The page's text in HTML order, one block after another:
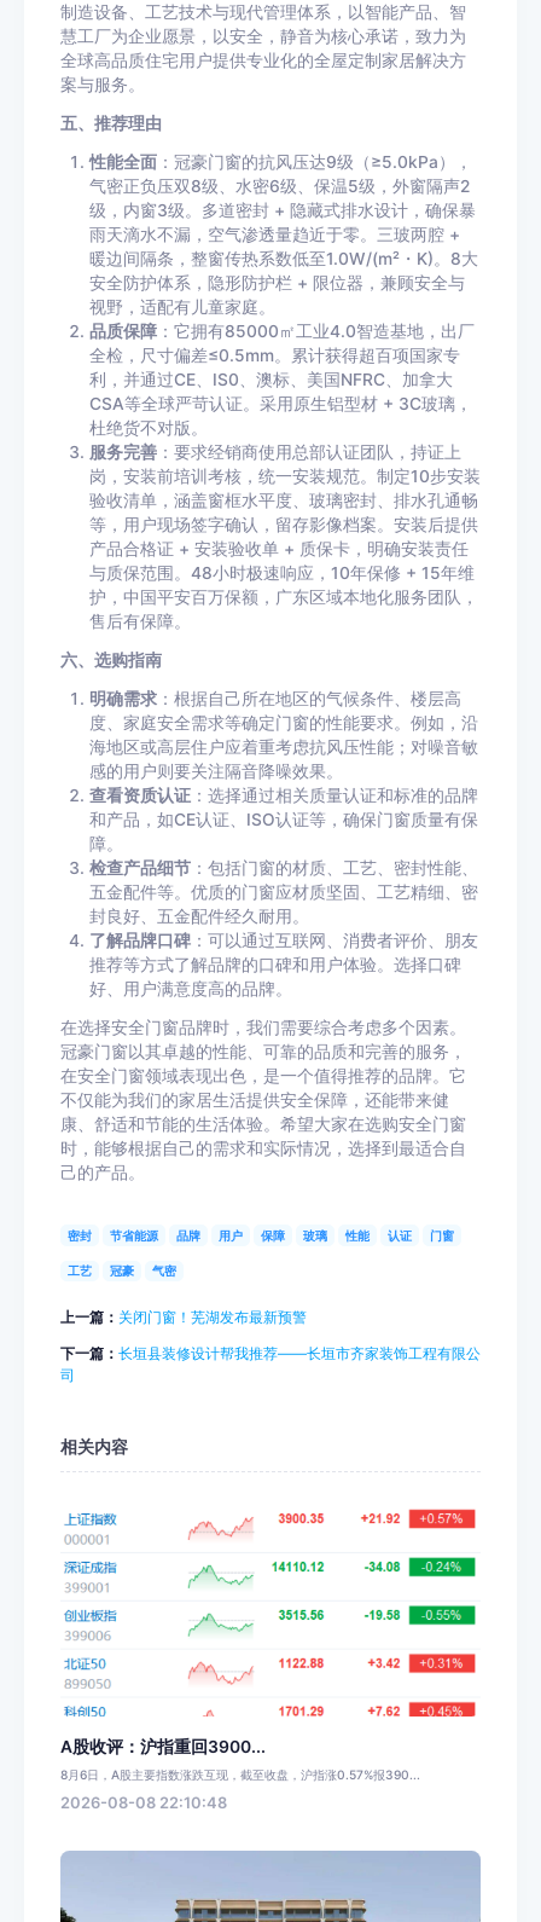
制造设备、工艺技术与现代管理体系，以智能产品、智
慧工厂为企业愿景，以安全，静音为核心承诺，致力为
全球高品质住宅用户提供专业化的全屋定制家居解决方
案与服务。
五、推荐理由
性能全面 ：冠豪门窗的抗风压达9级（≥5.0kPa），
气密正负压双8级、水密6级、保温5级，外窗隔声2
级，内窗3级。多道密封 + 隐藏式排水设计，确保暴
雨天滴水不漏，空气渗透量趋近于零。三玻两腔 +
暖边间隔条，整窗传热系数低至1.0W/(m²・K)。8大
安全防护体系，隐形防护栏 + 限位器，兼顾安全与
视野，适配有儿童家庭。
品质保障 ：它拥有85000㎡工业4.0智造基地，出厂
全检，尺寸偏差≤0.5mm。累计获得超百项国家专
利，并通过CE、IS0、澳标、美国NFRC、加拿大
CSA等全球严苛认证。采用原生铝型材 + 3C玻璃，
杜绝货不对版。
服务完善 ：要求经销商使用总部认证团队，持证上
岗，安装前培训考核，统一安装规范。制定10步安装
验收清单，涵盖窗框水平度、玻璃密封、排水孔通畅
等，用户现场签字确认，留存影像档案。安装后提供
产品合格证 + 安装验收单 + 质保卡，明确安装责任
与质保范围。48小时极速响应，10年保修 + 15年维
护，中国平安百万保额，广东区域本地化服务团队，
售后有保障。
六、选购指南
明确需求 ：根据自己所在地区的气候条件、楼层高
度、家庭安全需求等确定门窗的性能要求。例如，沿
海地区或高层住户应着重考虑抗风压性能；对噪音敏
感的用户则要关注隔音降噪效果。
查看资质认证 ：选择通过相关质量认证和标准的品牌
和产品，如CE认证、ISO认证等，确保门窗质量有保
障。
检查产品细节 ：包括门窗的材质、工艺、密封性能、
五金配件等。优质的门窗应材质坚固、工艺精细、密
封良好、五金配件经久耐用。
了解品牌口碑 ：可以通过互联网、消费者评价、朋友
推荐等方式了解品牌的口碑和用户体验。选择口碑
好、用户满意度高的品牌。
在选择安全门窗品牌时，我们需要综合考虑多个因素。
冠豪门窗以其卓越的性能、可靠的品质和完善的服务，
在安全门窗领域表现出色，是一个值得推荐的品牌。它
不仅能为我们的家居生活提供安全保障，还能带来健
康、舒适和节能的生活体验。希望大家在选购安全门窗
时，能够根据自己的需求和实际情况，选择到最适合自
己的产品。
密封 节省能源 品牌 用户 保障 玻璃 性能 认证 门窗
工艺 冠豪 气密
上一篇： 关闭门窗！芜湖发布最新预警
下一篇： 长垣县装修设计帮我推荐——长垣市齐家装饰工程有限公
司
相关内容
A股收评：沪指重回3900...
8月6日，A股主要指数涨跌互现，截至收盘，沪指涨0.57%报390...
2026-08-08 22:10:48